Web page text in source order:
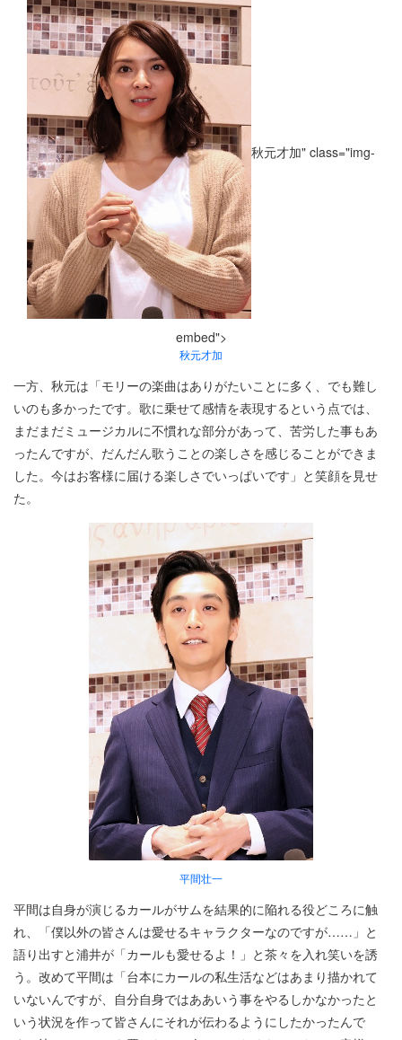
秋元才加" class="img-
embed">
秋元才加
一方、秋元は「モリーの楽曲はありがたいことに多く、でも難し
いのも多かったです。歌に乗せて感情を表現するという点では、
まだまだミュージカルに不慣れな部分があって、苦労した事もあ
ったんですが、だんだん歌うことの楽しさを感じることができま
した。今はお客様に届ける楽しさでいっぱいです」と笑顔を見せ
た。
平間壮一
平間は自身が演じるカールがサムを結果的に陥れる役どころに触
れ、「僕以外の皆さんは愛せるキャラクターなのですが……」と
語り出すと浦井が「カールも愛せるよ！」と茶々を入れ笑いを誘
う。改めて平間は「台本にカールの私生活などはあまり描かれて
いないんですが、自分自身ではああいう事をやるしかなかったと
いう状況を作って皆さんにそれが伝わるようにしたかったんで